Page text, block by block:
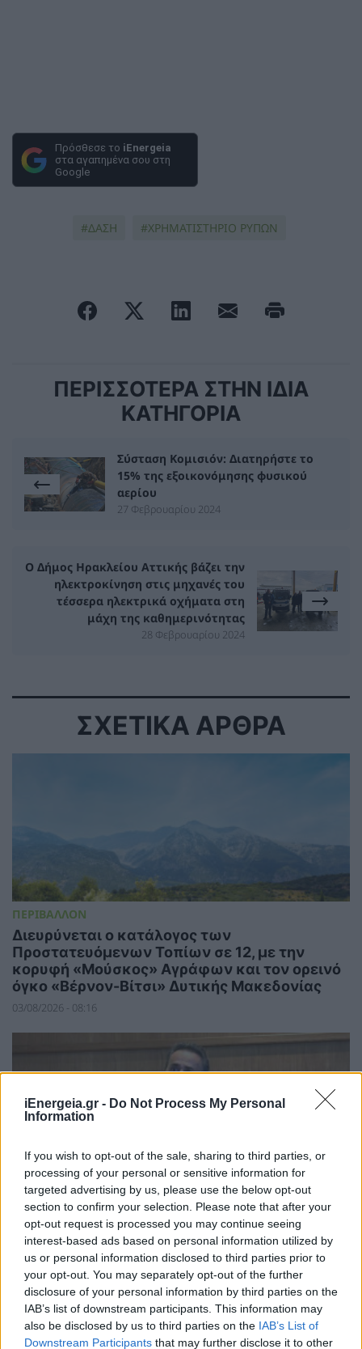
iEnergeia.gr - Do Not Process My Personal
Information
If you wish to opt-out of the sale, sharing to third parties, or
processing of your personal or sensitive information for
targeted advertising by us, please use the below opt-out
section to confirm your selection. Please note that after your
opt-out request is processed you may continue seeing
interest-based ads based on personal information utilized by
us or personal information disclosed to third parties prior to
your opt-out. You may separately opt-out of the further
disclosure of your personal information by third parties on the
IAB’s list of downstream participants. This information may
also be disclosed by us to third parties on the IAB’s List of
Downstream Participants that may further disclose it to other
Πρόσθεσε το iEnergeia
στα αγαπημένα σου στη
Google
ΔΑΣΗ ΧΡΗΜΑΤΙΣΤΗΡΙΟ ΡΥΠΩΝ
ΠΕΡΙΣΣΟΤΕΡΑ ΣΤΗΝ ΙΔΙΑ
ΚΑΤΗΓΟΡΙΑ
Σύσταση Κομισιόν: Διατηρήστε το
15% της εξοικονόμησης φυσικού
αερίου
27 Φεβρουαρίου 2024
Ο Δήμος Ηρακλείου Αττικής βάζει την
ηλεκτροκίνηση στις μηχανές του
τέσσερα ηλεκτρικά οχήματα στη
μάχη της καθημερινότητας
28 Φεβρουαρίου 2024
ΣΧΕΤΙΚΑ ΑΡΘΡΑ
ΠΕΡΙΒΑΛΛΟΝ
Διευρύνεται ο κατάλογος των
Προστατευόμενων Τοπίων σε 12, με την
κορυφή «Μούσκος» Αγράφων και τον ορεινό
όγκο «Βέρνον-Βίτσι» Δυτικής Μακεδονίας
03/08/2026 - 08:16
ΠΕΡΙΒΑΛΛΟΝ
Σταύρος Παπασταύρου: Τα δάση είναι το
φυσικό μας κεφάλαιο και η κληρονομιά μας
για τις επόμενες γενιές